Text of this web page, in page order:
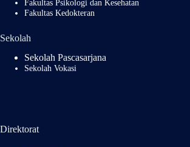
Fakultas Psikologi dan Kesehatan
Fakultas Kedokteran
Sekolah
Sekolah Pascasarjana
Sekolah Vokasi
Direktorat